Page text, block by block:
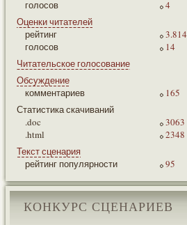
голосов
4
Оценки читателей
рейтинг
3.814
голосов
14
Читательское голосование
Обсуждение
комментариев
165
Статистика скачиваний
.doc
3063
.html
2348
Текст сценария
рейтинг популярности
95
КОНКУРС СЦЕНАРИЕВ